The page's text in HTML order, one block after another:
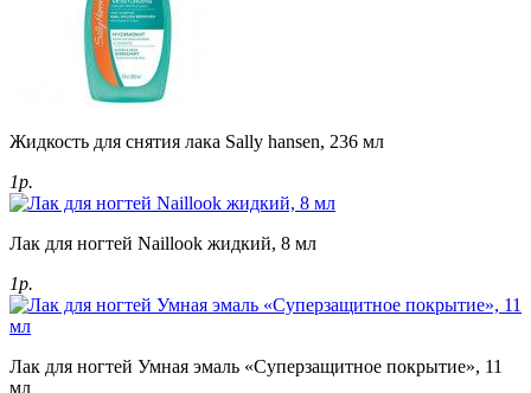
Жидкость для снятия лака Sally hansen, 236 мл
1р.
Лак для ногтей Naillook жидкий, 8 мл
1р.
Лак для ногтей Умная эмаль «Суперзащитное покрытие», 11
мл